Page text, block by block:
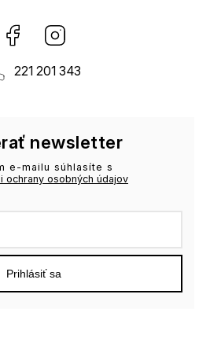
Facebook
221 201 343
newsletter
e-mailu súhlasíte s
ochrany osobných údajov
Prihlásiť sa